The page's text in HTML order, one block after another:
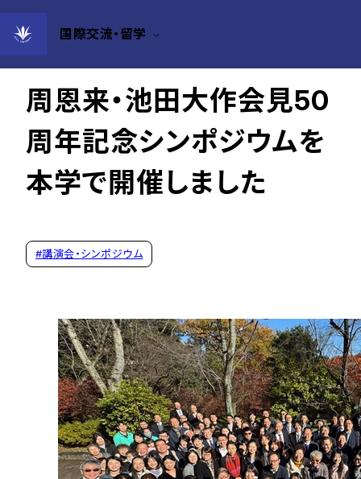
国際交流・留学
2024年12月09日
周恩来・池田大作会見50
周年記念シンポジウムを
本学で開催しました
#講演会・シンポジウム